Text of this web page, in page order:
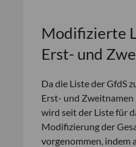
Modifizierte
Erst- und
Da die Liste der GfdS
Erst- und Zweitnamen
wird seit der Liste für
Modifizierung der
vorgenommen, indem